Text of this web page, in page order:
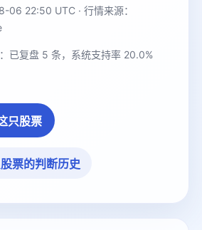
06 22:50 UTC · 行情来源：
已复盘 5 条，系统支持率 20.0%
只股票
票的判断历史